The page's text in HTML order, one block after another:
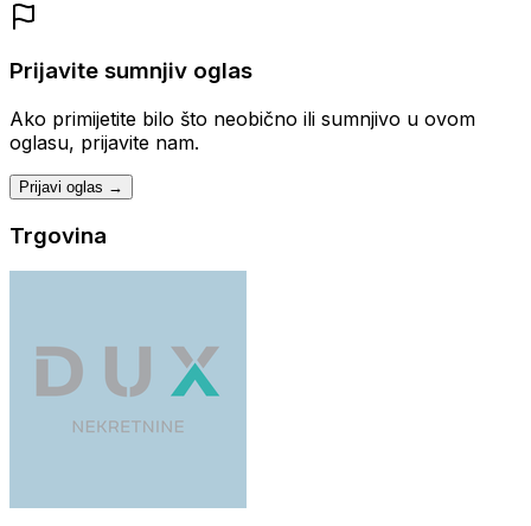
Prijavite sumnjiv oglas
Ako primijetite bilo što neobično ili sumnjivo u ovom
oglasu, prijavite nam.
Prijavi oglas →
Trgovina